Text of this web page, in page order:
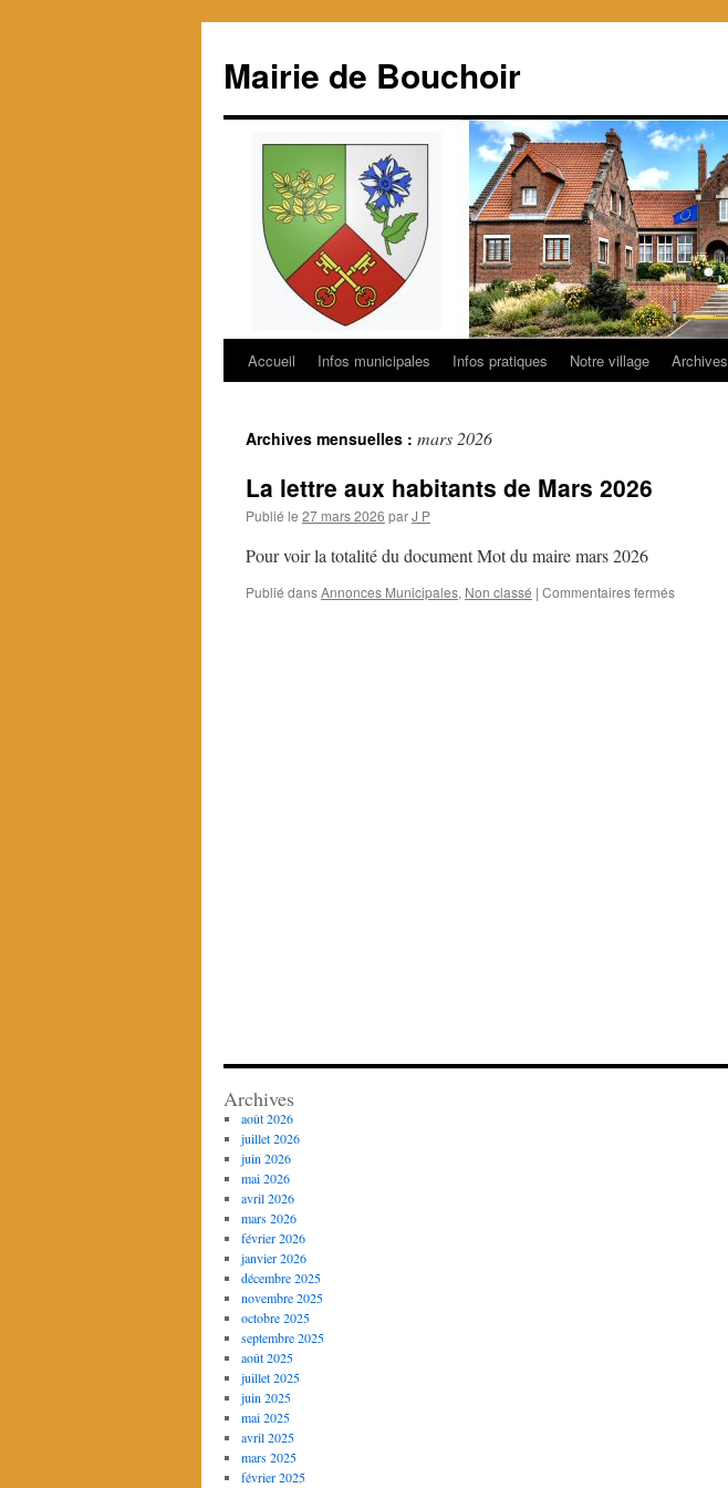
Mairie de Bouchoir
Aller
contenu
Accueil Infos municipales Infos pratiques Notre village Archives
Archives mensuelles : mars 2026
La lettre aux habitants de Mars 2026
Publié le 27 mars 2026 parJ P
Pour voir la totalité du document Mot du maire mars 2026
Publié dansAnnonces Municipales, Non classé | Commentaires ferméssur
Archives
août 2026
juillet 2026
juin 2026
mai 2026
avril 2026
mars 2026
février 2026
janvier 2026
décembre 2025
novembre 2025
octobre 2025
septembre 2025
août 2025
juillet 2025
juin 2025
mai 2025
avril 2025
mars 2025
février 2025